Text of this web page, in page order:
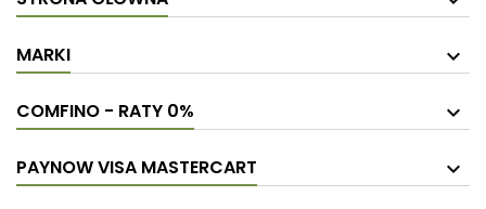
MARKI
COMFINO - RATY 0%
PAYNOW VISA MASTERCART